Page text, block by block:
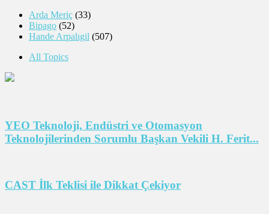
Arda Meriç (33)
Bipago (52)
Hande Arpalıgil (507)
All Topics
YEO Teknoloji, Endüstri ve Otomasyon
Teknolojilerinden Sorumlu Başkan Vekili H. Ferit...
CAST İlk Teklisi ile Dikkat Çekiyor